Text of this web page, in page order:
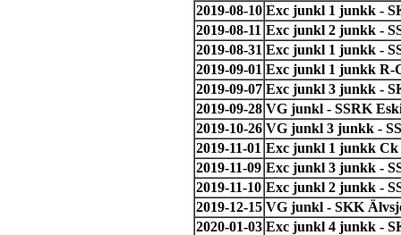
2019-08-10 Exc junkl 1 junkk -
2019-08-11 Exc junkl 2 junkk -
2019-08-31 Exc junkl 1 junkk -
2019-09-01 Exc junkl 1 junkk R-
2019-09-07 Exc junkl 3 junkk -
2019-09-28 VG junkl - SSRK
2019-10-26 VG junkl 3 junkk -
2019-11-01 Exc junkl 1 junkk Ck
2019-11-09 Exc junkl 3 junkk -
2019-11-10 Exc junkl 2 junkk -
2019-12-15 VG junkl - SKK
2020-01-03 Exc junkl 4 junkk -